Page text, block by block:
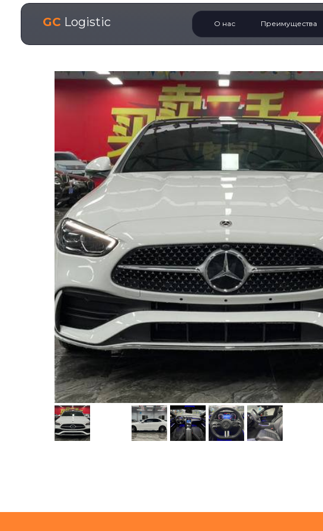
GC Logistic О нас Преимущества